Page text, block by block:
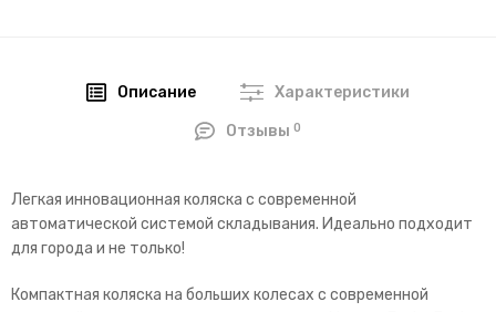
Описание Характеристики
Отзывы0
Легкая инновационная коляска с современной
автоматической системой складывания. Идеально подходит
для города и не только!
Компактная коляска на больших колесах с современной